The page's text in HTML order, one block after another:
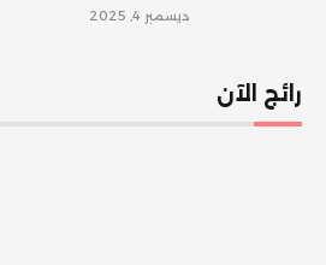
ديسمبر 4, 2025
رائج الآن